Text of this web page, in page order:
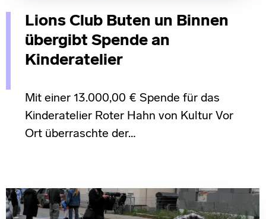
Lions Club Buten un Binnen
übergibt Spende an
Kinderatelier
Mit einer 13.000,00 € Spende für das
Kinderatelier Roter Hahn von Kultur Vor
Ort überraschte der…